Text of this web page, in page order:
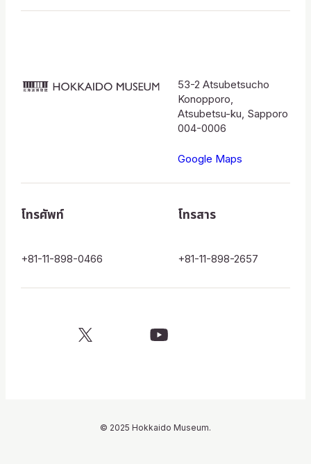
北
ロ
53-2 Atsubetsucho
Konopporo,
Atsubetsu-ku, Sapporo
004-0006
Google Maps
โทรศัพท์
+81-11-898-0466
โทรสาร
+81-11-898-2657
© 2025 Hokkaido Museum.